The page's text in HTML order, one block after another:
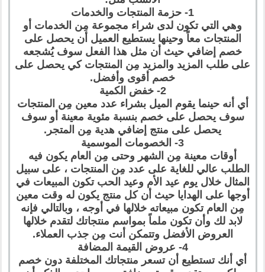
1- حزمة المنتجات والخدمات
وهي التي تكون لدى شراء مجموعة مِن الخدمات أو
المنتجات معاً وحينها يستطيع العميل أن يحصل على
خصم إضافي حيث أن مثل هذا الفعل سوف يُشجعه
على طلب المزيد والمزيد مِن المنتجات كي يحصل على
خصم أقوى وأفضل.
2- خفض الكمية
أي أنه حينما يقوم الميل بشراء عدد معين مِن المنتجات
سوف يحصل على خصم بنسبة مئوية معينة أو سوف
يحصل على منتج إضافي هدية مِن المتجر.
3- الخصومات الموسمية
أوقات معينة مِن الشهر وحتى مِن العام يكون فيه
الطلب عالي للغاية على عدد مِن المنتجات ، على سبيل
المثال خلال يوم عيد الأم وعيد الحب تكون المبيعات في
أوجها على الهدايا حيث أن كل منتج يكون له وقت معين
مِن العام تكون مبيعاته خلالها في أوجه ، وبالتالي فإنه
لابد لك وأن تكون ملماً بمواسم منتجاتك لتقدم خلالها
العروض الأفضل وتتمكن أنت مِن جذب العملاء.
4- عروض القيمة المضافة
أي أنك تستطيع أن تسعر منتجاتك المختلفة دون خصم